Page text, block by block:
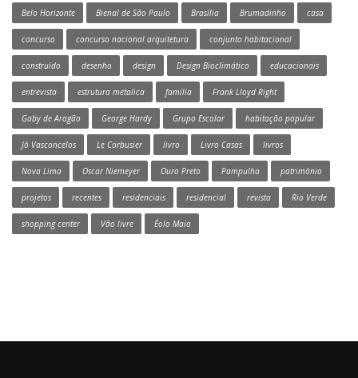
Belo Horizonte Bienal de São Paulo Brasília Brumadinho casa
concurso concurso nacional arquitetura conjunto habitacional
construído desenho design Design Bioclimático educacionais
entrevista estrutura metalica família Frank Lloyd Right
Gaby de Aragão George Hardy Grupo Escolar habitação popular
Jô Vasconcelos Le Corbusier livro Livro Casas livros
Nova Lima Oscar Niemeyer Ouro Preto Pampulha patrimônio
projetos recentes residenciais residencial revista Rio Verde
shopping center Vão livre Éolo Maia